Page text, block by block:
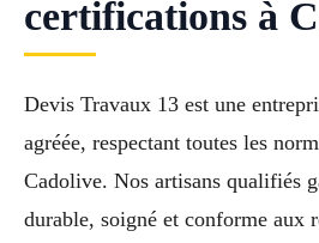
certifications à
Devis Travaux 13 est une
agréée, respectant toutes les
Cadolive. Nos artisans qualifiés
durable, soigné et conforme aux